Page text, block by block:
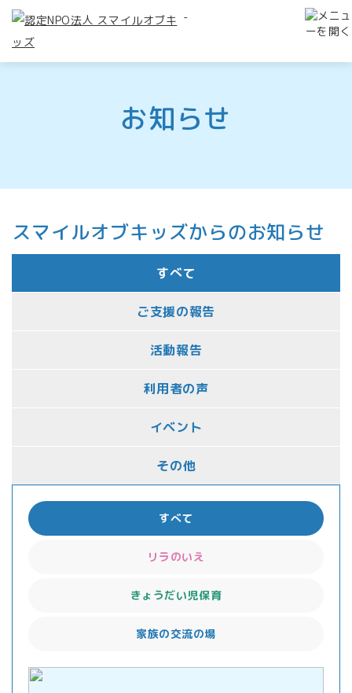
-
お知らせ
スマイルオブキッズからのお知らせ
すべて
ご支援の報告
活動報告
利用者の声
イベント
その他
すべて
リラのいえ
きょうだい児保育
家族の交流の場